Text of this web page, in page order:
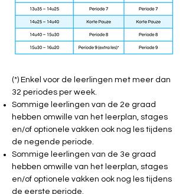
(*) Enkel voor de leerlingen met meer dan
32 periodes per week.
Sommige leerlingen van de 2e graad
hebben omwille van het leerplan, stages
en/of optionele vakken ook nog les tijdens
de negende periode.
Sommige leerlingen van de 3e graad
hebben omwille van het leerplan, stages
en/of optionele vakken ook nog les tijdens
de eerste periode.